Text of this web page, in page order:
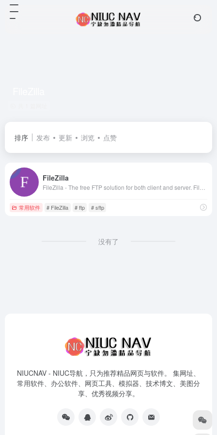
排序 发布 更新 浏览 点赞
FileZilla
常用软件 # FileZilla # ftp # sftp
没有了
NIUCNAV - NIUC导航，只为推荐精品网页与软件。 集网址、
常用软件、办公软件、网页工具、模拟器、技术博文、美图分
享、优秀视频分享。